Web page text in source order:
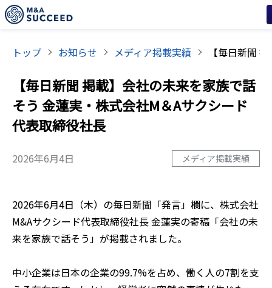
トップ お知らせ メディア掲載実績
【毎日新聞 掲載】会社の未来を家族で話
そう 金蓮実・株式会社M＆Aサクシード
代表取締役社長
2026年6月4日 メディア掲載実績
2026年6月4日（木）の毎日新聞「発言」欄に、株式会社
M&Aサクシード代表取締役社長 金蓮実の寄稿「会社の未
来を家族で話そう」が掲載されました。
中小企業は日本の企業の99.7%を占め、働く人の7割を支